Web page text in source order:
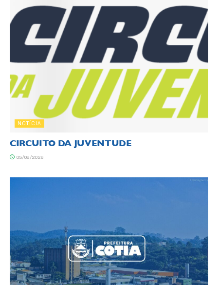
NOTÍCIA
CIRCUITO DA JUVENTUDE
05/08/2026